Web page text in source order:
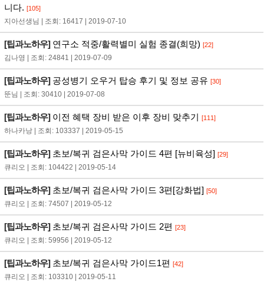
니다. [105]
지아선생님 | 조회: 16417 | 2019-07-10
[팁과노하우]연구소 적중/활력별미 실험 종결(희망) [22]
김나영 | 조회: 24841 | 2019-07-09
[팁과노하우]공성병기 오우거 탑승 후기 및 정보 공유 [30]
뚠님 | 조회: 30410 | 2019-07-08
[팁과노하우]이전 혜택 장비 받은 이후 장비 맞추기 [111]
하나카낭 | 조회: 103337 | 2019-05-15
[팁과노하우]초보/복귀 검은사막 가이드 4편 [뉴비육성] [29]
큐리오 | 조회: 104422 | 2019-05-14
[팁과노하우]초보/복귀 검은사막 가이드 3편[강화법] [50]
큐리오 | 조회: 74507 | 2019-05-12
[팁과노하우]초보/복귀 검은사막 가이드 2편 [23]
큐리오 | 조회: 59956 | 2019-05-12
[팁과노하우]초보/복귀 검은사막 가이드1편 [42]
큐리오 | 조회: 103310 | 2019-05-11